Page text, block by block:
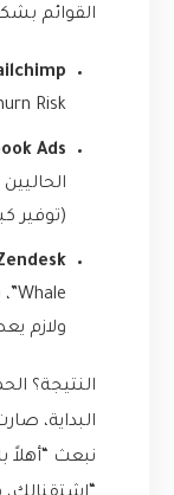
القوائم
Risk.
Ads:
(توفير
ولازم
النتيجة؟
البداية،
نبعث “أهلاً